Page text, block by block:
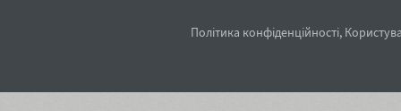
Політика конфіденційності,